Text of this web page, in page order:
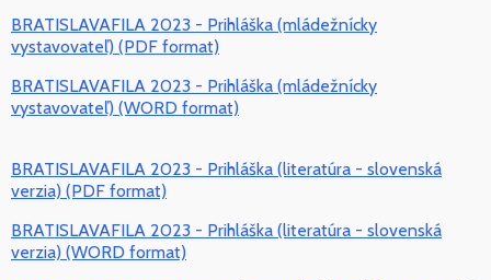
BRATISLAVAFILA 2023 - Prihláška (mládežnícky
vystavovateľ) (PDF format)
BRATISLAVAFILA 2023 - Prihláška (mládežnícky
vystavovateľ) (WORD format)
BRATISLAVAFILA 2023 - Prihláška (literatúra - slovenská
verzia) (PDF format)
BRATISLAVAFILA 2023 - Prihláška (literatúra - slovenská
verzia) (WORD format)